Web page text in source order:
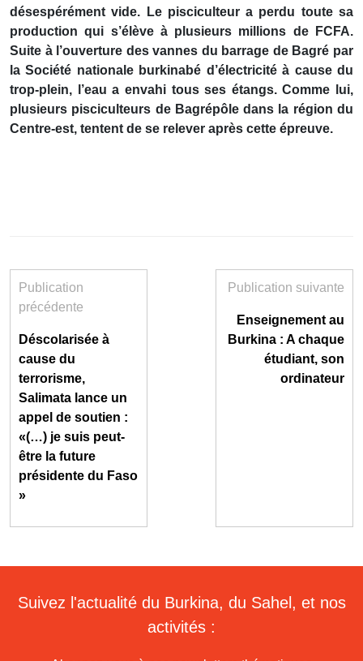
désespérément vide. Le pisciculteur a perdu toute sa
production qui s’élève à plusieurs millions de FCFA.
Suite à l’ouverture des vannes du barrage de Bagré par
la Société nationale burkinabé d’électricité à cause du
trop-plein, l’eau a envahi tous ses étangs. Comme lui,
plusieurs pisciculteurs de Bagrépôle dans la région du
Centre-est, tentent de se relever après cette épreuve.
Publication
précédente
Déscolarisée à
cause du
terrorisme,
Salimata lance un
appel de soutien :
«(…) je suis peut-
être la future
présidente du Faso
»
Publication suivante
Enseignement au
Burkina : A chaque
étudiant, son
ordinateur
Suivez l'actualité du Burkina, du Sahel, et nos
activités :